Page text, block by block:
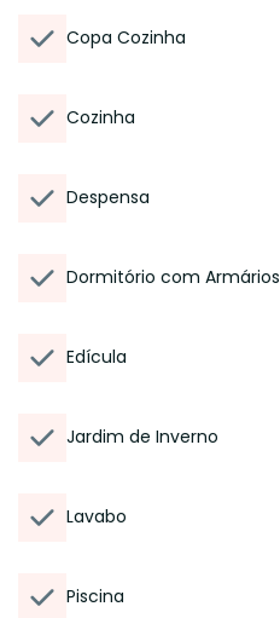
Copa Cozinha
Cozinha
Despensa
Dormitório com Armários
Edícula
Jardim de Inverno
Lavabo
Piscina